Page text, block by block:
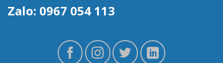
Zalo: 0967 054 113